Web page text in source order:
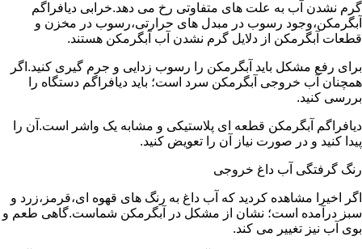
گرم نشدن آب به علت های متفاوتی رخ می دهد.خرابی دیافراگم
آبگرمکن،وجود رسوب در مبدل های حرارتی،رسوب در مخزن و
قطعات آبگرمکن از دلایل گرم نشدن آب آبگرمکن هستند.
برای رفع مشکل باید آبگرمکن را رسوب زدایی و جرم گیری کنید.اگر
همچنان آب خروجی آبگرمکن سرد است؛ باید دیافراگم دستگاه را
بررسی کنید.
دیافراگم آبگرمکن قطعه ای پلاستیکی و مشابه یک واشر است.آن را
پیدا کنید و در صورت نیاز آن را تعویض کنید.
رنگ گرفتگی آب داغ خروجی
اگر اخیرا مشاهده کردید که آب داغ به رنگ های قهوه ای،قرمز،زرد و
سبز درآمده است؛ نشان از مشکل در آبگرمکن شماست.گاهی طعم و
بوی آب نیز تغییر می کند.